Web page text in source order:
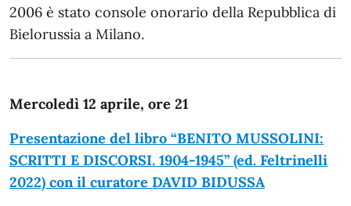
2006 è stato console onorario della Repubblica di
Bielorussia a Milano.
Mercoledì 12 aprile, ore 21
Presentazione del libro “BENITO MUSSOLINI:
SCRITTI E DISCORSI. 1904-1945” (ed. Feltrinelli
2022) con il curatore DAVID BIDUSSA